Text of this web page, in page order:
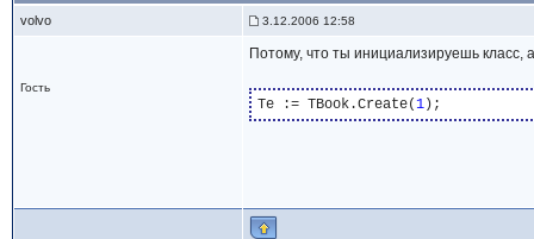
volvo 3.12.2006 12:58
Гость
Потому, что ты инициализируешь класс,
Te := TBook.Create(1